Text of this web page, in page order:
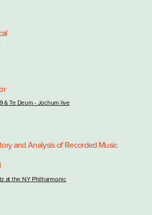
& Te Deum - Jochum live
and Analysis of Recorded Music
at the NY Philharmonic